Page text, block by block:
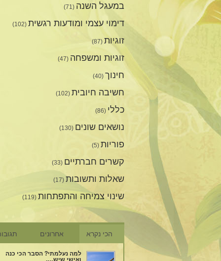
במעגל השנה (71)
דימוי עצמי ומודעות רגשית (102)
זוגיות (87)
זוגיות ומשפחה (47)
חינוך (40)
חשיבה חיובית (102)
כללי (86)
נושאים שונים (130)
פוריות (5)
קשרים חברתיים (33)
שאלות ותשובות (17)
שינוי צמיחה והתפתחות (119)
הכי נקרא אחרונים
למה נעלמתי? הסבר הכי כנה
ואישי שיש….